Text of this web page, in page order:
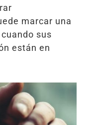
marcar una
sus
están en